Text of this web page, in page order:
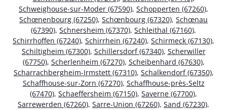
Schweighouse-sur-Moder (67590), Schopperten (67260),
Schœnenbourg (67250), Schœnbourg (67320), Schœnau
(67390), Schnersheim (67370), Schleithal (67160),
Schirrhoffen (67240), Schirrhein (67240), Schirmeck (67130),
Schiltigheim (67300), Schillersdorf (67340), Scherwiller
(67750), Scherlenheim (67270), Scheibenhard (67630),
Scharrachbergheim-Irmstett (67310), Schalkendorf (67350),
Schaffhouse-sur-Zorn (67270), Schaffhouse-près-Seltz
(67470), Schaeffersheim (67150), Saverne (67700),
Sarrewerden (67260), Sarre-Union (67260), Sand (67230),